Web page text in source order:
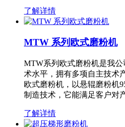
了解详情
MTW 系列欧式磨粉机
MTW系列欧式磨粉机是我
术水平，拥有多项自主技术
欧式磨粉机，以悬辊磨粉机
制造技术，它能满足客户对
了解详情